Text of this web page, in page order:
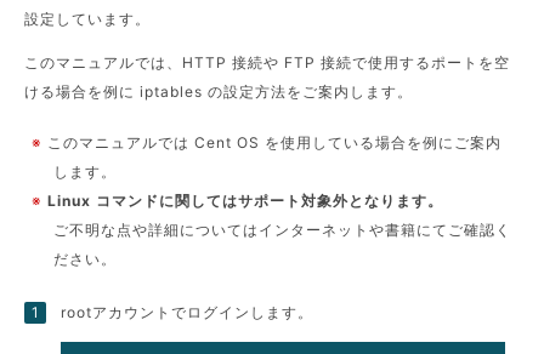
設定しています。
このマニュアルでは、HTTP 接続や FTP 接続で使用するポートを空
ける場合を例に iptables の設定方法をご案内します。
※ このマニュアルでは Cent OS を使用している場合を例にご案内
します。
※Linux コマンドに関してはサポート対象外となります。
ご不明な点や詳細についてはインターネットや書籍にてご確認く
ださい。
rootアカウントでログインします。